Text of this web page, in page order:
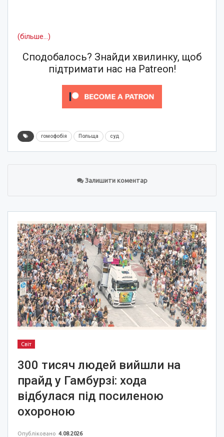
(більше…)
Сподобалось? Знайди хвилинку, щоб
підтримати нас на Patreon!
гомофобія Польща суд
Залишити коментар
Світ
300 тисяч людей вийшли на
прайд у Гамбурзі: хода
відбулася під посиленою
охороною
Опубліковано 4.08.2026